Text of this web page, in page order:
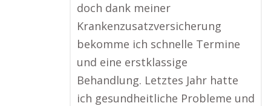
doch dank meiner
Krankenzusatzversicherung
bekomme ich schnelle Termine
und eine erstklassige
Behandlung. Letztes Jahr hatte
ich gesundheitliche Probleme und